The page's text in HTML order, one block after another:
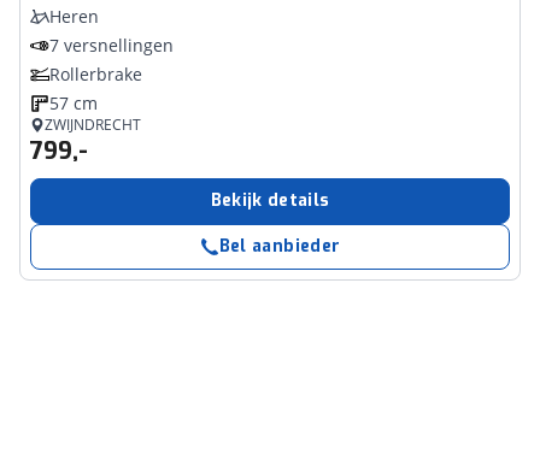
Heren
7 versnellingen
Rollerbrake
57 cm
ZWIJNDRECHT
799,-
Bekijk details
Bel aanbieder